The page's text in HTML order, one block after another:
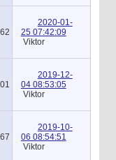
2020-01-
25 07:42:09
Viktor
2019-12-
04 08:53:05
Viktor
2019-10-
06 08:54:51
Viktor